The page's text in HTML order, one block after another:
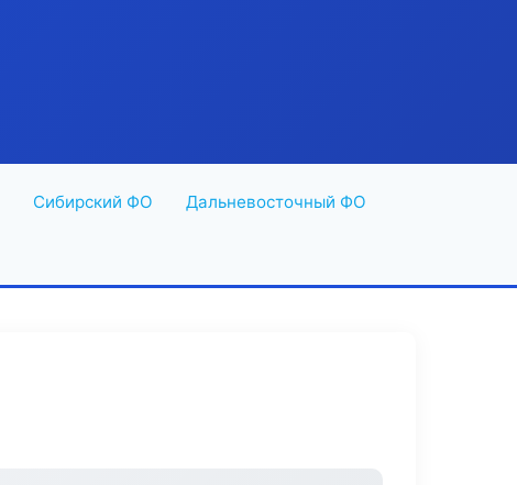
Сибирский ФО Дальневосточный ФО